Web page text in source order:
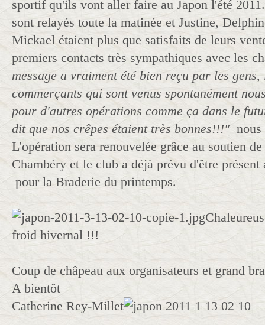
sportif qu'ils vont aller faire au Japon l'été
sont relayés toute la matinée et Justine,
Mickael étaient plus que satisfaits de leurs
premiers contacts très sympathiques avec les
message a vraiment été bien reçu par les gens,
commerçants qui sont venus spontanément
pour d'autres opérations comme ça dans le
dit que nos crêpes étaient très bonnes!!!"nous
L'opération sera renouvelée grâce au soutien
Chambéry et le club a déjà prévu d'être présent
pour la Braderie du printemps.
froid hivernal !!!
Coup de châpeau aux organisateurs et grand
A bientôt
Catherine Rey-Millet